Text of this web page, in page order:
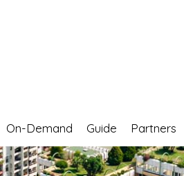
On-Demand Guide Partners